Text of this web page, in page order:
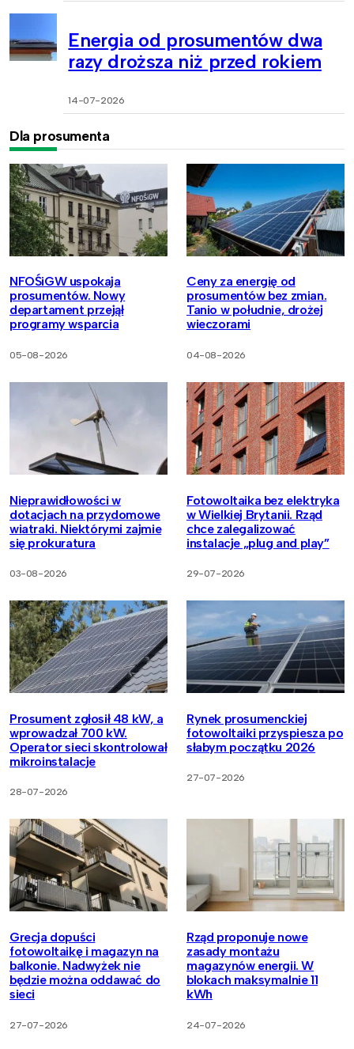
Energia od prosumentów dwa
razy droższa niż przed rokiem
14-07-2026
Dla prosumenta
NFOŚiGW uspokaja
prosumentów. Nowy
departament przejął
programy wsparcia
05-08-2026
Ceny za energię od
prosumentów bez zmian.
Tanio w południe, drożej
wieczorami
04-08-2026
Nieprawidłowości w
dotacjach na przydomowe
wiatraki. Niektórymi zajmie
się prokuratura
03-08-2026
Fotowoltaika bez elektryka
w Wielkiej Brytanii. Rząd
chce zalegalizować
instalacje „plug and play”
29-07-2026
Prosument zgłosił 48 kW, a
wprowadzał 700 kW.
Operator sieci skontrolował
mikroinstalacje
28-07-2026
Rynek prosumenckiej
fotowoltaiki przyspiesza po
słabym początku 2026
27-07-2026
Grecja dopuści
fotowoltaikę i magazyn na
balkonie. Nadwyżek nie
będzie można oddawać do
sieci
27-07-2026
Rząd proponuje nowe
zasady montażu
magazynów energii. W
blokach maksymalnie 11
kWh
24-07-2026